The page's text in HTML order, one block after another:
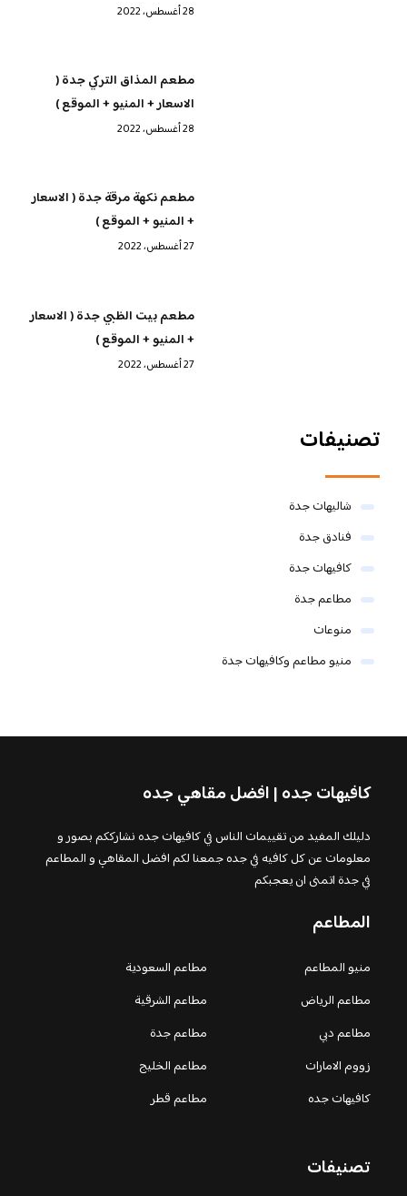
28 أغسطس، 2022
مطعم المذاق التركي جدة (
الاسعار + المنيو + الموقع )
28 أغسطس، 2022
مطعم نكهة مرقة جدة ( الاسعار
+ المنيو + الموقع )
27 أغسطس، 2022
مطعم بيت الظبي جدة ( الاسعار
+ المنيو + الموقع )
27 أغسطس، 2022
تصنيفات
شاليهات جدة
فنادق جدة
كافيهات جدة
مطاعم جدة
منوعات
منيو مطاعم وكافيهات جدة
كافيهات جده | افضل مقاهي جده
دليلك المفيد من تقييمات الناس في كافيهات جده نشارككم بصور و
معلومات عن كل كافيه في جده جمعنا لكم افضل المقاهي و المطاعم
في جدة اتمنى ان يعجبكم
المطاعم
منيو المطاعم
مطاعم السعودية
مطاعم الرياض
مطاعم الشرقية
مطاعم دبي
مطاعم جدة
زووم الامارات
مطاعم الخليج
كافيهات جده
مطاعم قطر
تصنيفات